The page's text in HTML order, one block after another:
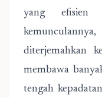
yang
diterjemahkan
membawa
tengah